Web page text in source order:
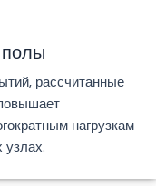
рассчитанные
нагрузкам
узлах.